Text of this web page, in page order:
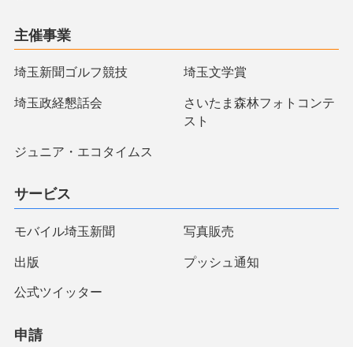
主催事業
埼玉新聞ゴルフ競技 埼玉文学賞
埼玉政経懇話会
さいたま森林フォトコンテ
スト
ジュニア・エコタイムス
サービス
モバイル埼玉新聞 写真販売
出版 プッシュ通知
公式ツイッター
申請